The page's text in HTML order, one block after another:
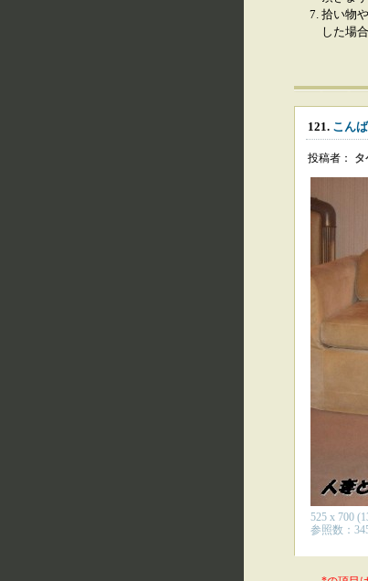
拾い物
した場
121. こん
投稿者： タ
525 x 700
参照数：